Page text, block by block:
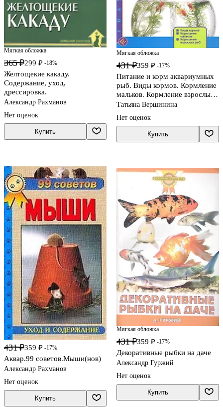
Мягкая обложка
365 ₽299 ₽ -18%
Желтощекие какаду.
Содержание, уход,
дрессировка.
Александр Рахманов
Нет оценок
Купить
Мягкая обложка
431 ₽359 ₽ -17%
Питание и корм аквариумных
рыб. Виды кормов. Кормление
мальков. Кормление взрослых
рыб.
Татьяна Вершинина
Нет оценок
Купить
431 ₽359 ₽ -17%
Аквар.99 советов.Мыши(нов)
Александр Рахманов
Нет оценок
Купить
Мягкая обложка
431 ₽359 ₽ -17%
Декоративные рыбки на даче
Александр Гуржий
Нет оценок
Купить